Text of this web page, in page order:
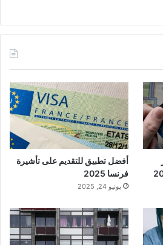
أفضل تطبيق للتقديم على تأشيرة
فرنسا 2025
يونيو 24, 2025